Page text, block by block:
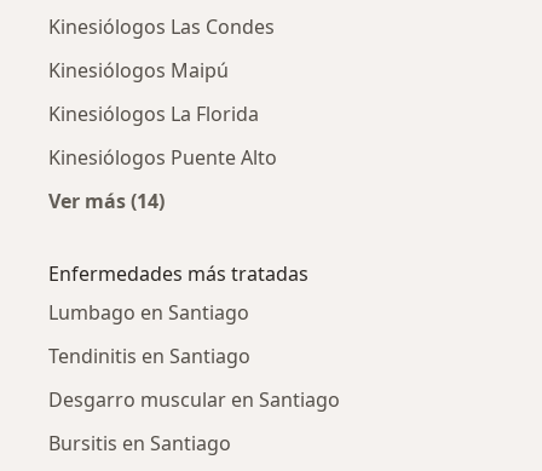
Kinesiólogos Las Condes
Kinesiólogos Maipú
Kinesiólogos La Florida
Kinesiólogos Puente Alto
Ver más (14)
Enfermedades más tratadas
Lumbago en Santiago
Tendinitis en Santiago
Desgarro muscular en Santiago
Bursitis en Santiago